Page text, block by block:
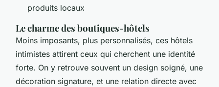
produits locaux
Le charme des boutiques-hôtels
Moins imposants, plus personnalisés, ces hôtels
intimistes attirent ceux qui cherchent une identité
forte. On y retrouve souvent un design soigné, une
décoration signature, et une relation directe avec